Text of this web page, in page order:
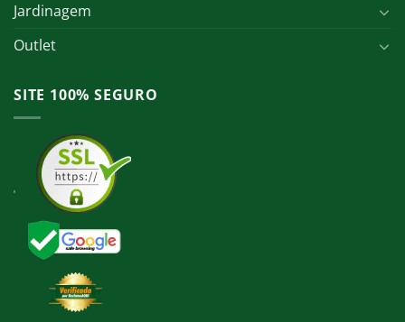
Jardinagem
Outlet
SITE 100% SEGURO